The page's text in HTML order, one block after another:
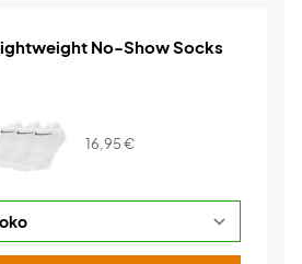
No-Show Socks
16,95€